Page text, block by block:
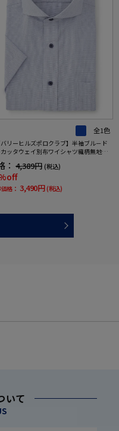
全1色
バリーヒルズポロクラブ】半袖ブル－ド
カッタウェイ別布ワイシャツ織柄無地形
： 4,389円 (税込)
格： 3,490円 (税込)
いて